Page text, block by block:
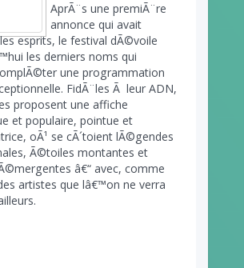
AprÃ¨s une premiÃ¨re
annonce qui avait
esprits, le festival dÃ©voile
les derniers noms qui
une programmation
FidÃ¨les Ã leur ADN,
proposent une affiche
et populaire, pointue et
oÃ¹ se cÃ´toient lÃ©gendes
Ã©toiles montantes et
â€“ avec, comme
artistes que lâ€™on ne verra